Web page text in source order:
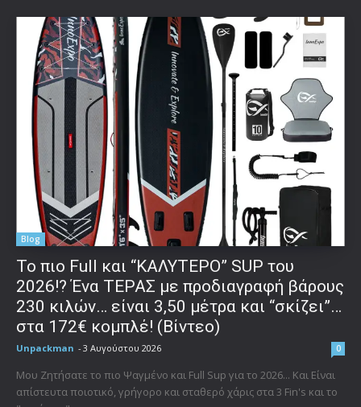
Blog
To πιο Full και “ΚΑΛΥΤΕΡΟ” SUP του
2026!? Ένα ΤΕΡΑΣ με προδιαγραφή βάρους
230 κιλών… είναι 3,50 μέτρα και “σκίζει”…
στα 172€ κομπλέ! (Βίντεο)
Unpackman - 3 Αυγούστου 2026 0
Μου Ζητήσατε το πιο Ψαγμένο και Full Sup για το 2026... Και Είναι
απίστευτα ποιοτικό, γρήγορο και σταθερό χάρις στα 3 Fin's και το